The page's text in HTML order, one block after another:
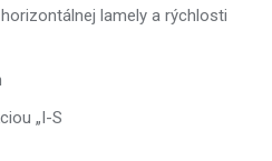
lamely a rýchlosti
„I-S